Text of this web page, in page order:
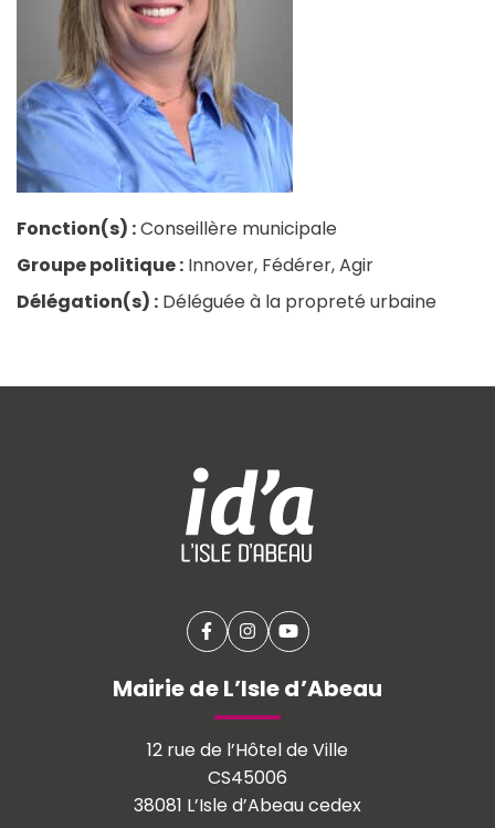
Fonction(s) :Conseillère municipale
Groupe politique : Innover, Fédérer, Agir
Délégation(s) : Déléguée à la propreté urbaine
Facebook
(ouverture dans un nouvel
Instagram
(ouverture dans un nouvel
YouTube
(ouverture dans un
Mairie de L’Isle d’Abeau
12 rue de l’Hôtel de Ville
CS45006
38081 L’Isle d’Abeau cedex